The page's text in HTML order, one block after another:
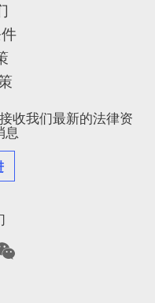
收我们最新的法律资
息